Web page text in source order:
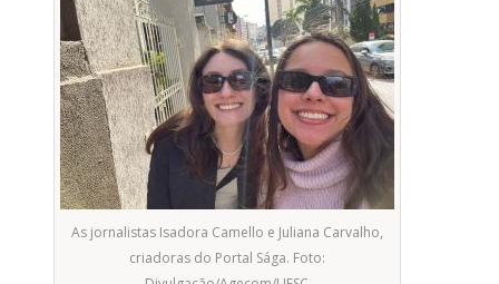
As jornalistas Isadora Camello e Juliana Carvalho,
criadoras do Portal Sága. Foto: